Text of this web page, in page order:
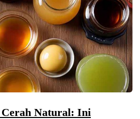
Natural: Ini